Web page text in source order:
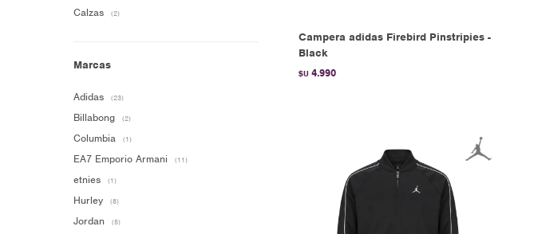
Campera adidas Firebird Pinstripies -
Black
$U 4.990
Calzas (2)
Marcas
Adidas (23)
Billabong (2)
Columbia (1)
EA7 Emporio Armani (11)
etnies (1)
Hurley (8)
Jordan (5)